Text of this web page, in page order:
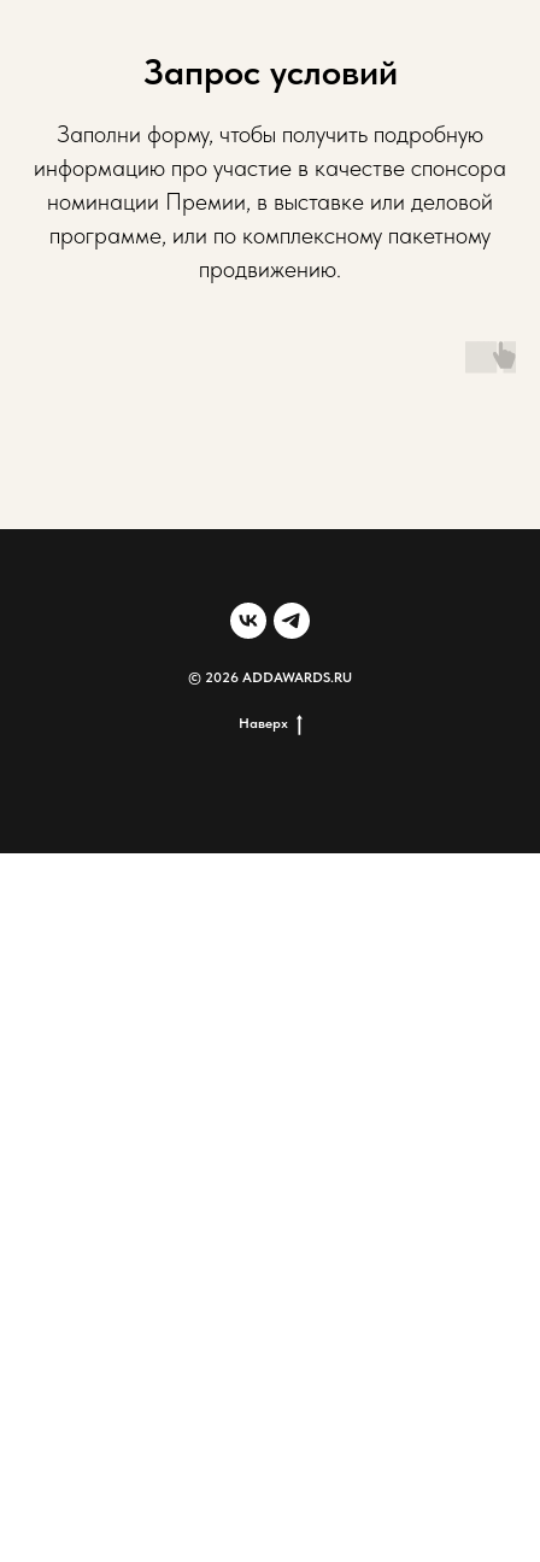
Запрос условий
Заполни форму, чтобы получить подробную
информацию про участие в качестве спонсора
номинации Премии, в выставке или деловой
программе, или по комплексному пакетному
продвижению.
© 2026 ADDAWARDS.RU
Наверх